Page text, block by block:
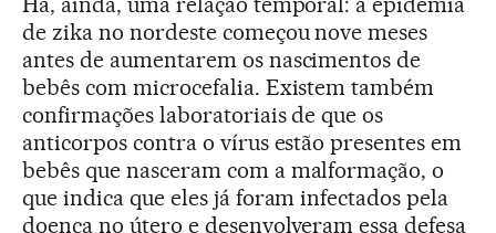
de zika no nordeste começou nove meses
antes de aumentarem os nascimentos de
bebês com microcefalia. Existem também
confirmações laboratoriais de que os
anticorpos contra o vírus estão presentes em
bebês que nasceram com a malformação, o
que indica que eles já foram infectados pela
doença no útero e desenvolveram essa defesa